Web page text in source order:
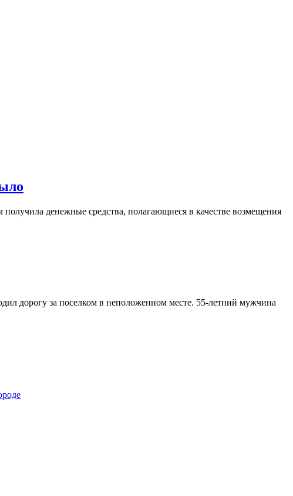
денежные средства, полагающиеся в качестве возмещения
дорогу за поселком в неположенном месте. 55-летний мужчина